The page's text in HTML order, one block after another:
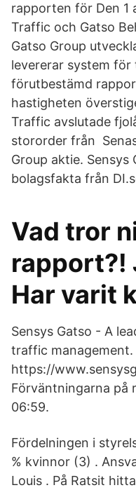
rapporten för Den 1
Traffic och Gatso
Gatso Group
levererar system för
förutbestämd
hastigheten
Traffic avslutade
stororder från
Group aktie. Sensys
bolagsfakta från
Vad tror
rapport?!
Har varit
Sensys Gatso - A
traffic
https://
Förväntningarna på
06:59.
Fördelningen i
% kvinnor (3) .
Louis . På Ratsit